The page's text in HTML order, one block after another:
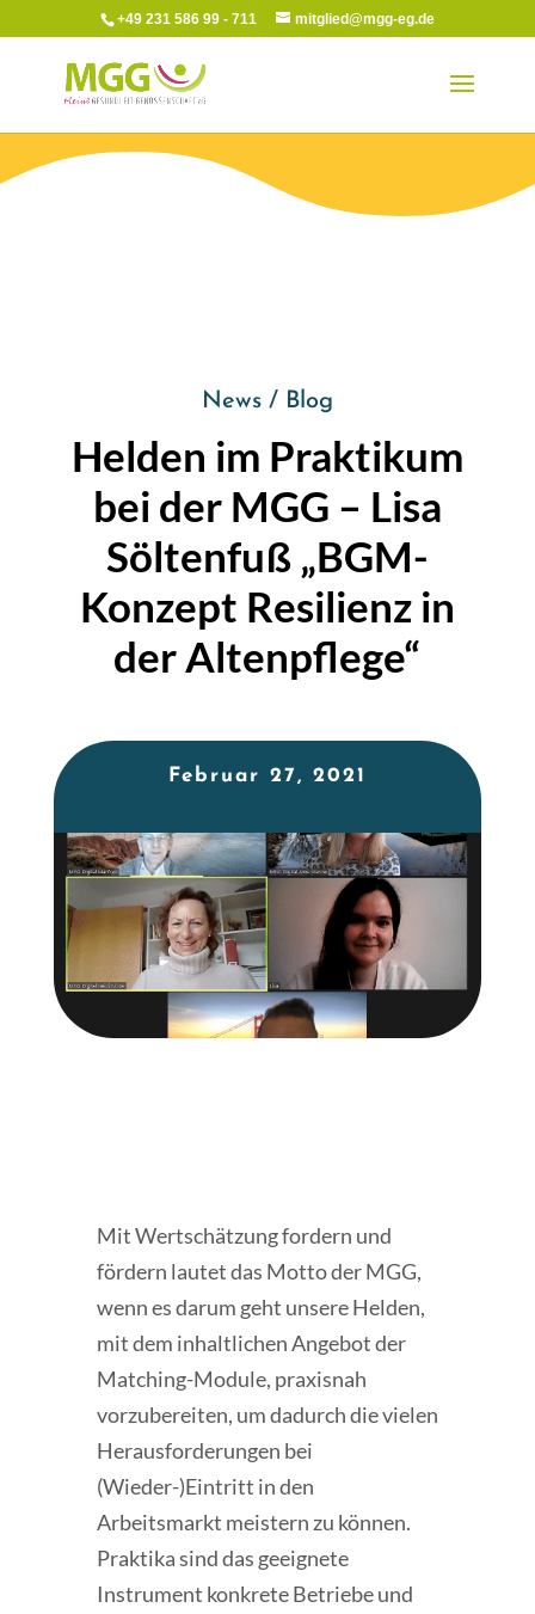
+49 231 586 99 - 711 mitglied@mgg-eg.de
News / Blog
Helden im Praktikum
bei der MGG – Lisa
Söltenfuß „BGM-
Konzept Resilienz in
der Altenpflege“
Februar 27, 2021
Heidi Nickel
Mit Wertschätzung fordern und
fördern lautet das Motto der MGG,
wenn es darum geht unsere Helden,
mit dem inhaltlichen Angebot der
Matching-Module, praxisnah
vorzubereiten, um dadurch die vielen
Herausforderungen bei
(Wieder-)Eintritt in den
Arbeitsmarkt meistern zu können.
Praktika sind das geeignete
Instrument konkrete Betriebe und